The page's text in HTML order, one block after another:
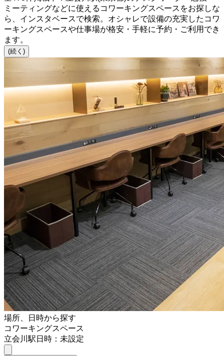
ミーティングなどに使えるコワーキングスペースをお探しな
ら、インスタベースで検索。オシャレで設備の充実したコワ
ーキングスペースや仕事場が格安・手軽に予約・ご利用でき
ます。
(続く)
場所、日時から探す
コワーキングスペース
立会川駅日時：未設定